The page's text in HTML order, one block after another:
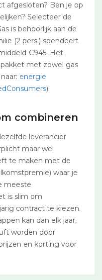
afgesloten? Ben je op
Selecteer de
is behoorlijk aan de
(2 pers.) spendeert
€945. Het
met zowel gas
energie
).
combineren
leverancier
maar wel
te maken met de
waar je
meeste
is slim om
contract te kiezen.
kan dan elk jaar,
worden door
en korting voor